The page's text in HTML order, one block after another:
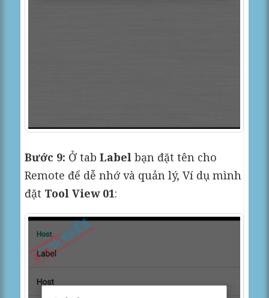
Bước 9: Ở tabLabel bạn đặt tên cho
Remote để dễ nhớ và quản lý, Ví dụ mình
đặt Tool View 01: